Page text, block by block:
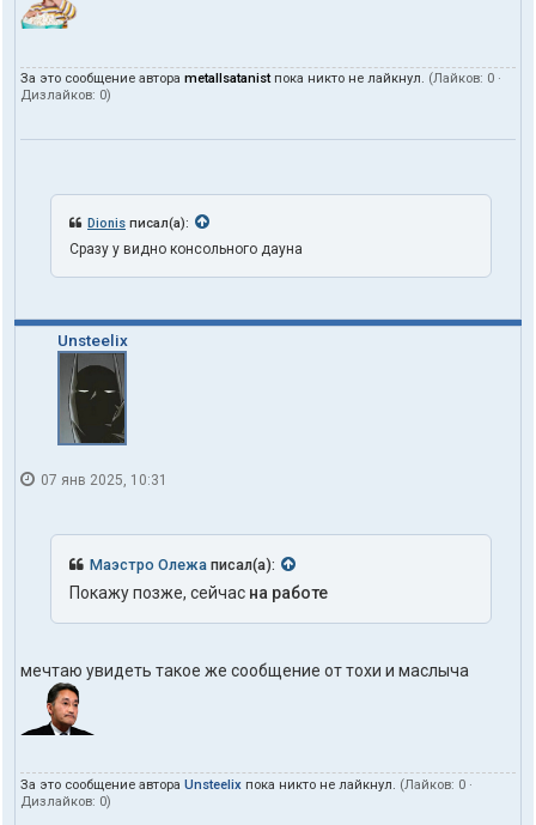
За это сообщение автора metallsatanistпока никто не лайкнул. (Лайков: 0 ·
Дизлайков: 0)
Dionis писал(а):
Сразу у видно консольного дауна
Unsteelix
07 янв 2025, 10:31
Маэстро Олежа писал(а):
Покажу позже, сейчас на работе
мечтаю увидеть такое же сообщение от тохи и маслыча
За это сообщение автора Unsteelix пока никто не лайкнул. (Лайков: 0 ·
Дизлайков: 0)